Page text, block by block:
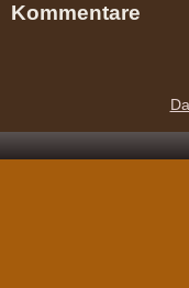
Kommentare